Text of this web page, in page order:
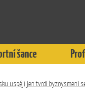
šance
uspějí jen tvrdí byznysmeni